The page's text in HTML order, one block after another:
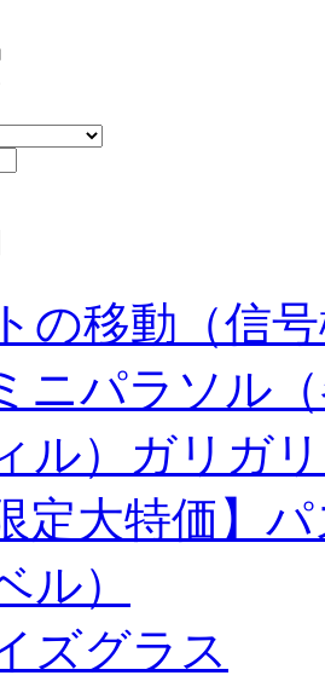
の移動（信
ニパラソル
ル）ガリガ
定大特価】
ル）
ズグラス